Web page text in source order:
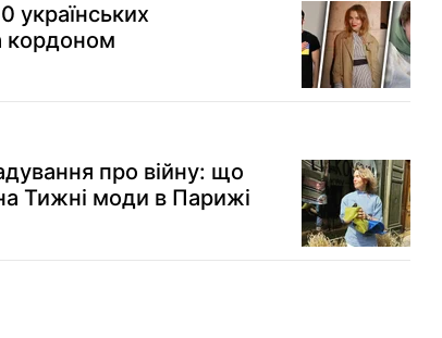
українських
кордоном
про війну: що
Тижні моди в Парижі